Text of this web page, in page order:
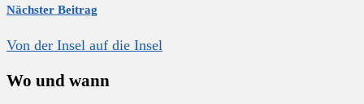
Nächster Beitrag
Von der Insel auf die Insel
Wo und wann